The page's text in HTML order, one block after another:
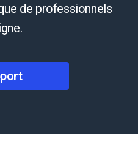
de professionnels